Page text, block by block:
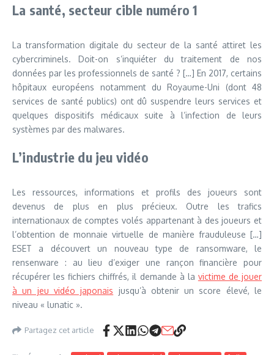
La santé, secteur cible numéro 1
La transformation digitale du secteur de la santé attiret les
cybercriminels. Doit-on s’inquiéter du traitement de nos
données par les professionnels de santé ? […] En 2017, certains
hôpitaux européens notamment du Royaume-Uni (dont 48
services de santé publics) ont dû suspendre leurs services et
quelques dispositifs médicaux suite à l’infection de leurs
systèmes par des malwares.
L’industrie du jeu vidéo
Les ressources, informations et profils des joueurs sont
devenus de plus en plus précieux. Outre les trafics
internationaux de comptes volés appartenant à des joueurs et
l’obtention de monnaie virtuelle de manière frauduleuse […]
ESET a découvert un nouveau type de ransomware, le
rensenware : au lieu d’exiger une rançon financière pour
récupérer les fichiers chiffrés, il demande à la victime de jouer
à un jeu vidéo japonais jusqu’à obtenir un score élevé, le
niveau « lunatic ».
Partagez cet article